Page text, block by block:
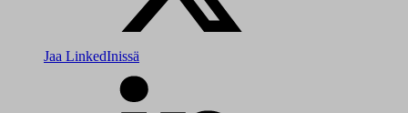
Jaa LinkedInissä